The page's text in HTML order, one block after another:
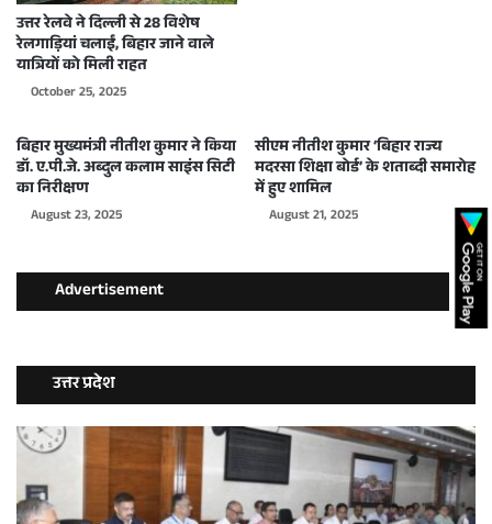
उत्तर रेलवे ने दिल्ली से 28 विशेष
रेलगाड़ियां चलाईं, बिहार जाने वाले
यात्रियों को मिली राहत
October 25, 2025
बिहार मुख्यमंत्री नीतीश कुमार ने किया
डॉ. ए.पी.जे. अब्दुल कलाम साइंस सिटी
का निरीक्षण
August 23, 2025
सीएम नीतीश कुमार ‘बिहार राज्य
मदरसा शिक्षा बोर्ड’ के शताब्दी समारोह
में हुए शामिल
August 21, 2025
Advertisement
उत्तर प्रदेश